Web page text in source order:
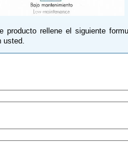
producto rellene el siguiente